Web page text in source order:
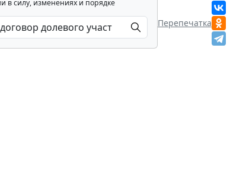
в силу, изменениях и порядке
Перепечатка